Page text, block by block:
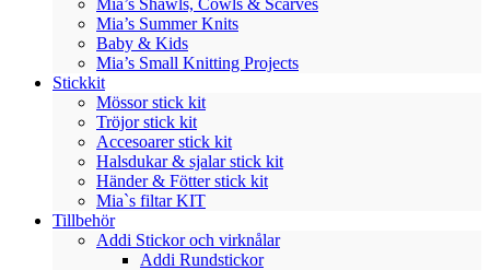
Mia’s Shawls, Cowls & Scarves
Mia’s Summer Knits
Baby & Kids
Mia’s Small Knitting Projects
Stickkit
Mössor stick kit
Tröjor stick kit
Accesoarer stick kit
Halsdukar & sjalar stick kit
Händer & Fötter stick kit
Mia`s filtar KIT
Tillbehör
Addi Stickor och virknålar
Addi Rundstickor